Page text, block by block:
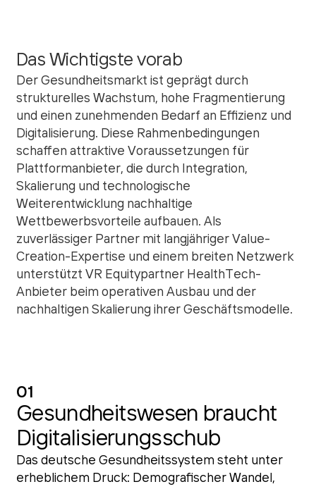
Das Wichtigste vorab
Der Gesundheitsmarkt ist geprägt durch
strukturelles Wachstum, hohe Fragmentierung
und einen zunehmenden Bedarf an Effizienz und
Digitalisierung. Diese Rahmenbedingungen
schaffen attraktive Voraussetzungen für
Plattformanbieter, die durch Integration,
Skalierung und technologische
Weiterentwicklung nachhaltige
Wettbewerbsvorteile aufbauen. Als
zuverlässiger Partner mit langjähriger Value-
Creation-Expertise und einem breiten Netzwerk
unterstützt VR Equitypartner HealthTech-
Anbieter beim operativen Ausbau und der
nachhaltigen Skalierung ihrer Geschäftsmodelle.
01
Gesundheitswesen braucht
Digitalisierungsschub
Das deutsche Gesundheitssystem steht unter
erheblichem Druck: Demografischer Wandel,